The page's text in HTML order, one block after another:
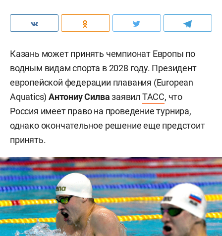
Казань может принять чемпионат Европы по
водным видам спорта в 2028 году. Президент
европейской федерации плавания (European
Aquatics) Антониу Силвазаявил ТАСС, что
Россия имеет право на проведение турнира,
однако окончательное решение еще предстоит
принять.